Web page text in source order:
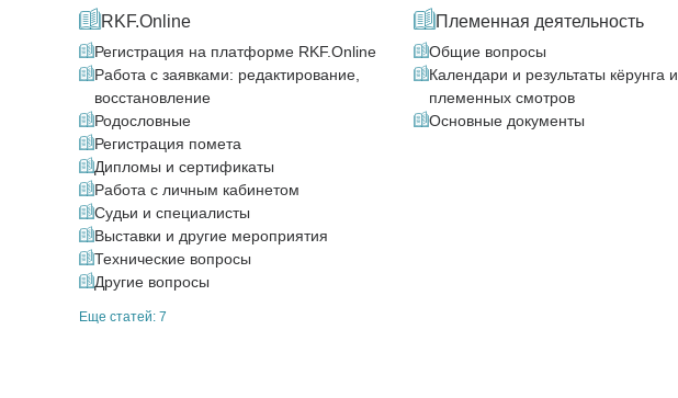
RKF.Online
Регистрация на платформе RKF.Online
Работа с заявками: редактирование,
восстановление
Родословные
Регистрация помета
Дипломы и сертификаты
Работа с личным кабинетом
Судьи и специалисты
Выставки и другие мероприятия
Технические вопросы
Другие вопросы
Еще статей: 7
Племенная деятельность
Общие вопросы
Календари и результаты кёрунга и
племенных смотров
Основные документы